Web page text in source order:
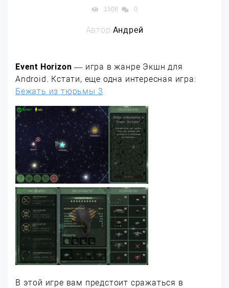
1508 0
Автор:Андрей
Event Horizon — игра в жанре Экшн для
Android. Кстати, еще одна интересная игра:
Бежать из тюрьмы 3
В этой игре вам предстоит сражаться в